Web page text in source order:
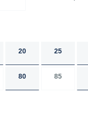
20 25
80 85